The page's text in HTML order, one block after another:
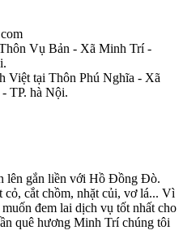
Vụ Bản - Xã Minh Trí -
Việt tại Thôn Phú Nghĩa - Xã
TP. hà Nội.
lên gắn liền với Hồ Đồng Đò.
cắt chồm, nhặt củi, vơ lá... Vì
đem lai dịch vụ tốt nhất cho
quê hương Minh Trí chúng tôi